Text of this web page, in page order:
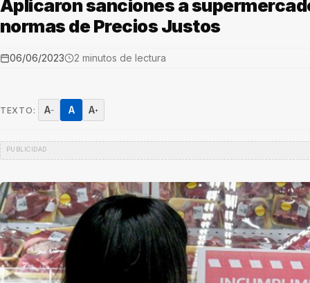
Aplicaron sanciones a
normas de Precios Justos
06/06/2023 2 minutos de lectura
TEXTO: A− A A+